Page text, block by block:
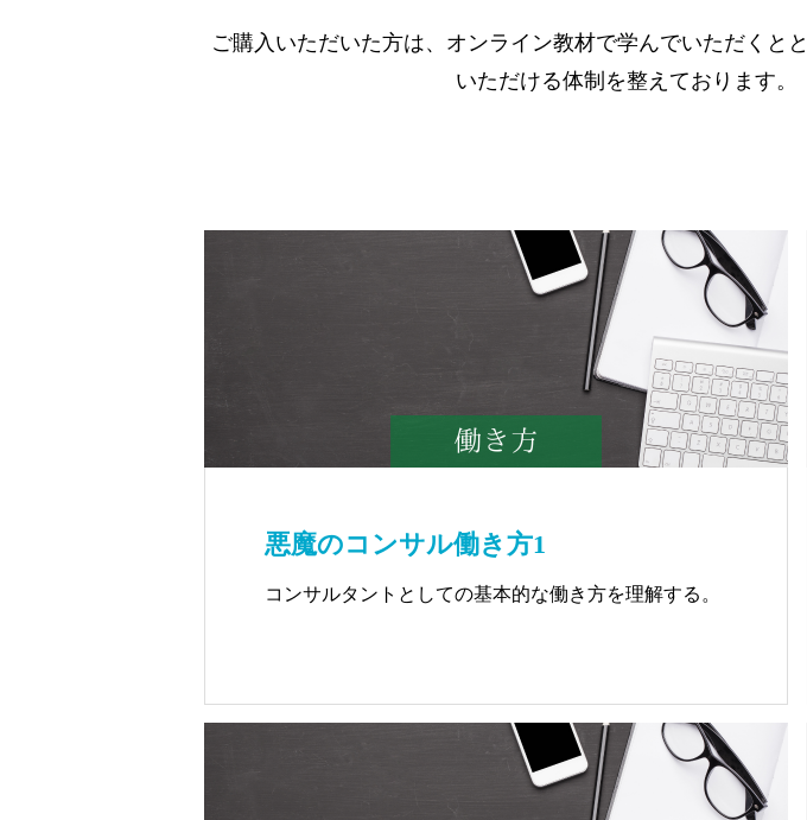
ご購入いただいた方は、オンライン教材で学んでいただくと
いただける体制を整えております。
悪魔のコンサル働き方1
コンサルタントとしての基本的な働き方を理解する。